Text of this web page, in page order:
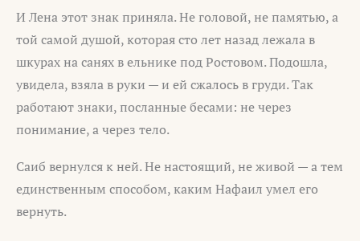
И Лена этот знак приняла. Не головой, не памятью, а
той самой душой, которая сто лет назад лежала в
шкурах на санях в ельнике под Ростовом. Подошла,
увидела, взяла в руки — и ей сжалось в груди. Так
работают знаки, посланные бесами: не через
понимание, а через тело.
Саиб вернулся к ней. Не настоящий, не живой — а тем
единственным способом, каким Нафаил умел его
вернуть.